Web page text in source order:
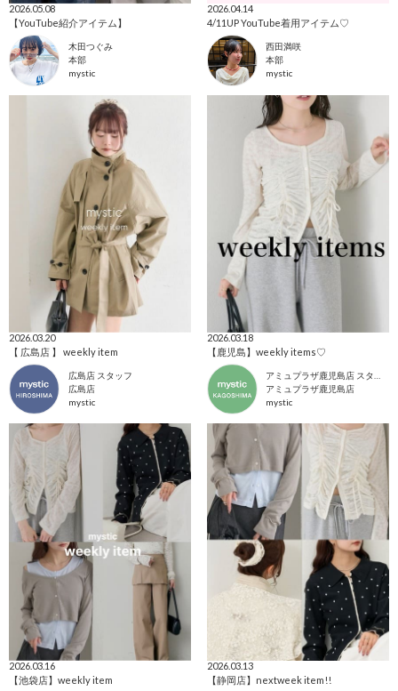
2026.05.08
【YouTube紹介アイテム】
木田つぐみ
本部
mystic
2026.04.14
4/11UP YouTube着用アイテム♡
西田満咲
本部
mystic
2026.03.20
【 広島店 】 weekly item
広島店 スタッフ
広島店
mystic
2026.03.18
【鹿児島】weekly items♡
アミュプラザ鹿児島店
mystic
2026.03.16
【池袋店】weekly item
2026.03.13
【静岡店】nextweek item!!